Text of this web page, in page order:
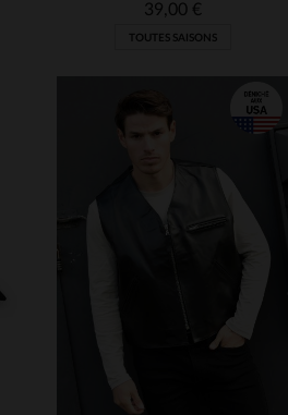
39,00 €
TOUTES SAISONS